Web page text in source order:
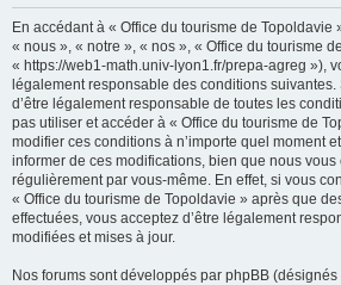
En accédant à « Office du tourisme de Topoldavie
« nous », « notre », « nos », « Office du tourisme
« https://web1-math.univ-lyon1.fr/prepa-agreg »),
légalement responsable des conditions suivantes.
d’être légalement responsable de toutes les
pas utiliser et accéder à « Office du tourisme de
modifier ces conditions à n’importe quel moment
informer de ces modifications, bien que nous
régulièrement par vous-même. En effet, si vous
« Office du tourisme de Topoldavie » après que
effectuées, vous acceptez d’être légalement
modifiées et mises à jour.
Nos forums sont développés par phpBB